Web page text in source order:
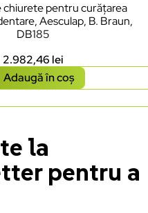
chiurete pentru curățarea
Aesculap, B. Braun,
DB185
2.982,46 lei
Adaugă în coș
la
pentru a